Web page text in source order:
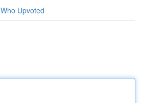
Who Upvoted